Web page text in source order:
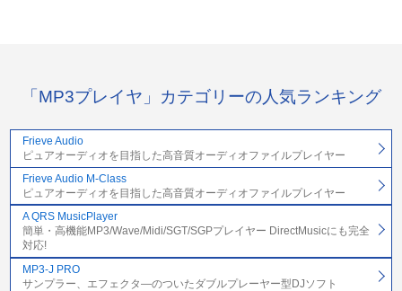
「MP3プレイヤ」カテゴリーの人気ランキング
Frieve Audio
ピュアオーディオを目指した高音質オーディオファイルプレイヤー
Frieve Audio M-Class
ピュアオーディオを目指した高音質オーディオファイルプレイヤー
A QRS MusicPlayer
簡単・高機能MP3/Wave/Midi/SGT/SGPプレイヤー DirectMusicにも完全
対応!
MP3-J PRO
サンプラー、エフェクタ―のついたダブルプレーヤー型DJソフト